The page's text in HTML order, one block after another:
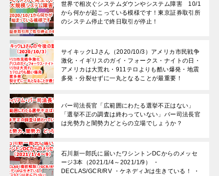
世界で相次ぐシステムダウンやシステム障害 10/1
から何かが起こっている模様です！東京証券取引所
のシステム停止で終日取引が停止！
サイキックLJさん（2020/10/3）アメリカ市民戦争
激化・イギリスのガイ・フォークス・ナイトの日・
アメリカは大荒れ・911テロよりも酷い爆発・地震
多発・分裂せずに一丸となることが最重要！
バー司法長官「広範囲にわたる選挙不正はない」
「選挙不正の調査は終わっていない」バー司法長官
は光勢力と闇勢力どとらの立場でしょうか？
石川新一郎氏に届いたワシントンDCからのメッセ
ージ3本（2021/1/4～2021/1/9） ・
DECLAS/GCR/RV ・ケネディJrは生きている！ ・